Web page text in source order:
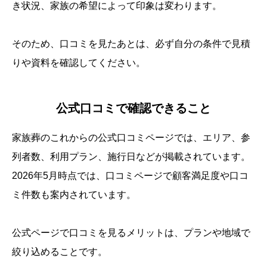
き状況、家族の希望によって印象は変わります。
そのため、口コミを見たあとは、必ず自分の条件で見積
りや資料を確認してください。
公式口コミで確認できること
家族葬のこれからの公式口コミページでは、エリア、参
列者数、利用プラン、施行日などが掲載されています。
2026年5月時点では、口コミページで顧客満足度や口コ
ミ件数も案内されています。
公式ページで口コミを見るメリットは、プランや地域で
絞り込めることです。